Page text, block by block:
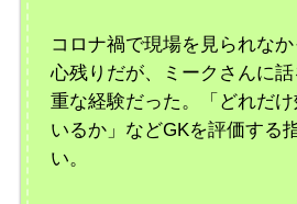
コロナ禍で現場を見られな
心残りだが、ミークさんに
重な経験だった。「どれだ
いるか」などGKを評価する
い。